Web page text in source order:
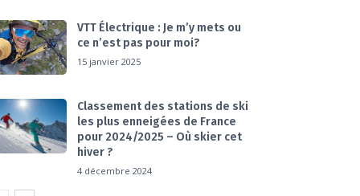
VTT Électrique : Je m’y mets ou
ce n’est pas pour moi?
15 janvier 2025
Classement des stations de ski
les plus enneigées de France
pour 2024/2025 – Où skier cet
hiver ?
4 décembre 2024